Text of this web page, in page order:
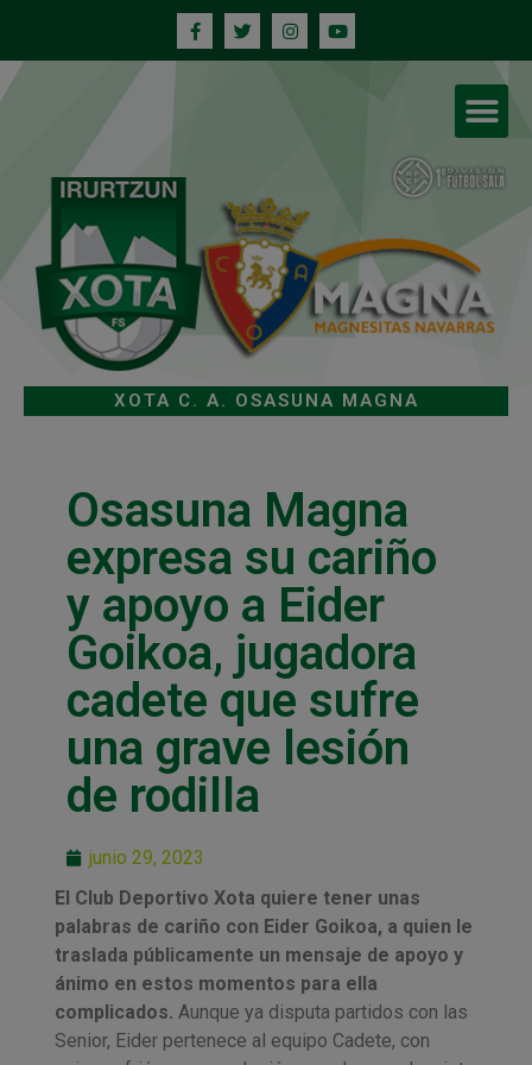
XOTA C. A. OSASUNA MAGNA
Osasuna Magna
expresa su cariño
y apoyo a Eider
Goikoa, jugadora
cadete que sufre
una grave lesión
de rodilla
junio 29, 2023
El Club Deportivo Xota quiere tener unas
palabras de cariño con Eider Goikoa, a quien le
traslada públicamente un mensaje de apoyo y
ánimo en estos momentos para ella
complicados. Aunque ya disputa partidos con las
Senior, Eider pertenece al equipo Cadete, con